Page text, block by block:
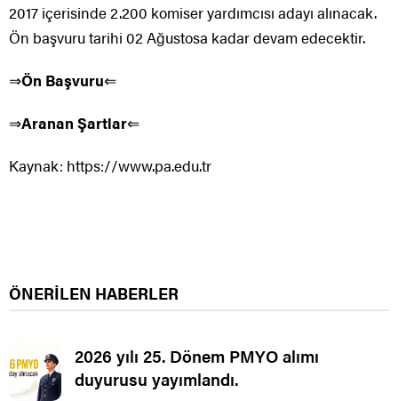
2017 içerisinde 2.200 komiser yardımcısı adayı alınacak.
Ön başvuru tarihi 02 Ağustosa kadar devam edecektir.
⇒Ön Başvuru⇐
⇒Aranan Şartlar⇐
Kaynak: https://www.pa.edu.tr
ÖNERİLEN HABERLER
2026 yılı 25. Dönem PMYO alımı
duyurusu yayımlandı.